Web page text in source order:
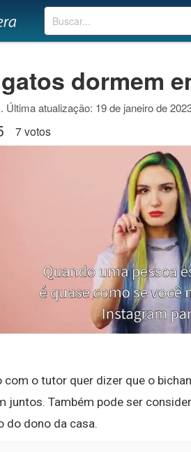
Buscar
dormem
Última atualização: 19 de janeiro de
7 votos
com o tutor quer dizer que o
juntos. Também pode ser
do dono da casa.